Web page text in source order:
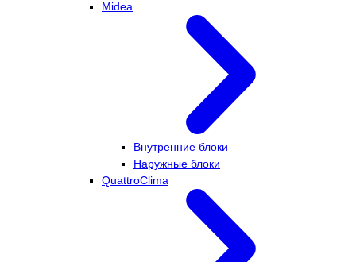
Midea
Внутренние блоки
Наружные блоки
QuattroClima